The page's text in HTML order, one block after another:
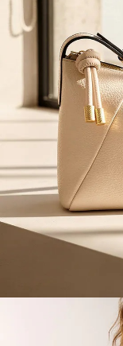
恩沛科技股份有限公司